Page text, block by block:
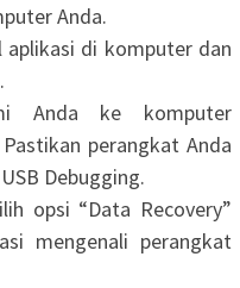
Anda.
aplikasi di komputer dan
Anda ke komputer
perangkat Anda
Debugging.
opsi “Data Recovery”
mengenali perangkat